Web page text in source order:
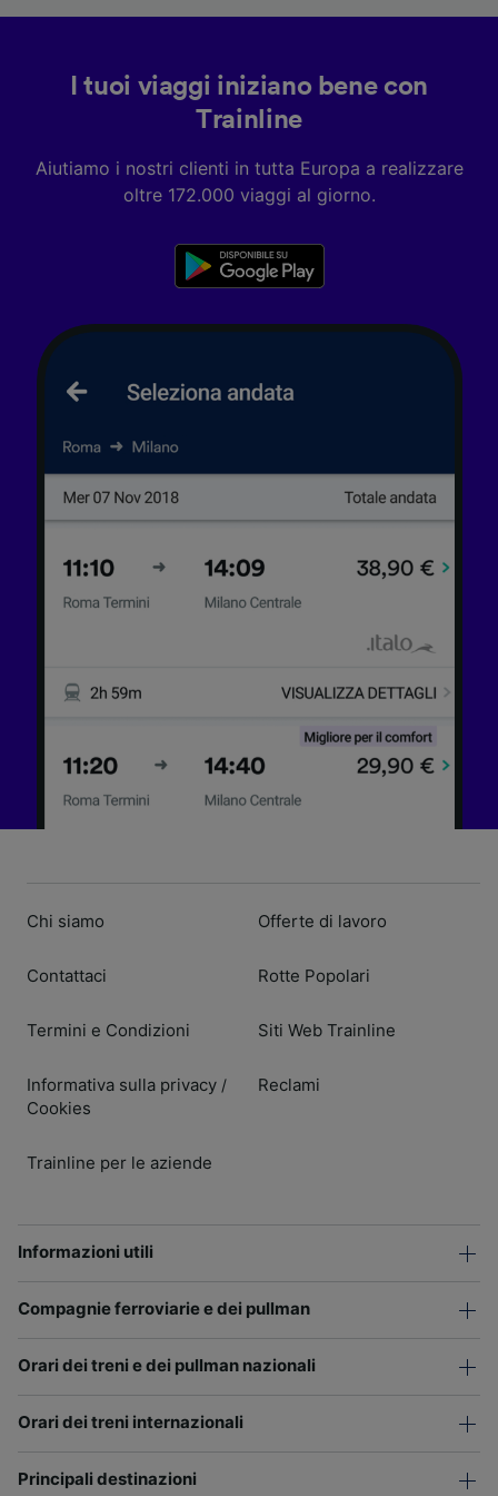
I tuoi viaggi iniziano bene con
Trainline
Aiutiamo i nostri clienti in tutta Europa a realizzare
oltre 172.000 viaggi al giorno.
Chi siamo
Contattaci
Termini e Condizioni
Informativa sulla privacy /
Cookies
Trainline per le aziende
Offerte di lavoro
Rotte Popolari
Siti Web Trainline
Reclami
Informazioni utili
Compagnie ferroviarie e dei pullman
Orari dei treni e dei pullman nazionali
Orari dei treni internazionali
Principali destinazioni
personalizzati, misurazione delle prestazioni
dei contenuti e degli annunci, ricerche sul
pubblico, sviluppo di servizi.
Elenco dei partner (fornitori)